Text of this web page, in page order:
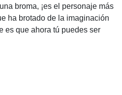
broma, ¡es el personaje más
ha brotado de la imaginación
es que ahora tú puedes ser